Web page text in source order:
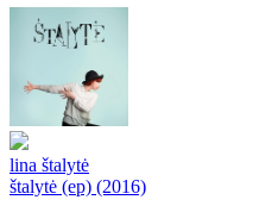
lina štalytė
štalytė (ep) (2016)